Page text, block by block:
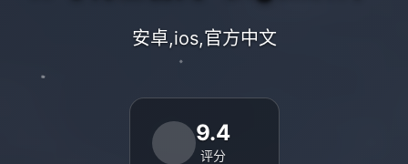
安卓,ios,官方中文
9.4
评分